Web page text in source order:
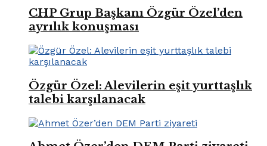
CHP Grup Başkanı Özgür Özel’den
ayrılık konuşması
Özgür Özel: Alevilerin eşit yurttaşlık
talebi karşılanacak